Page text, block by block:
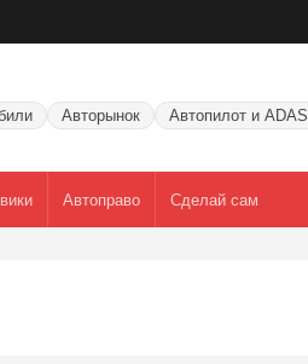
Авторынок Автопилот и ADAS
Автоправо Сделай сам